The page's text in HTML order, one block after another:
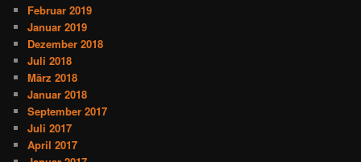
Februar 2019
Januar 2019
Dezember 2018
Juli 2018
März 2018
Januar 2018
September 2017
Juli 2017
April 2017